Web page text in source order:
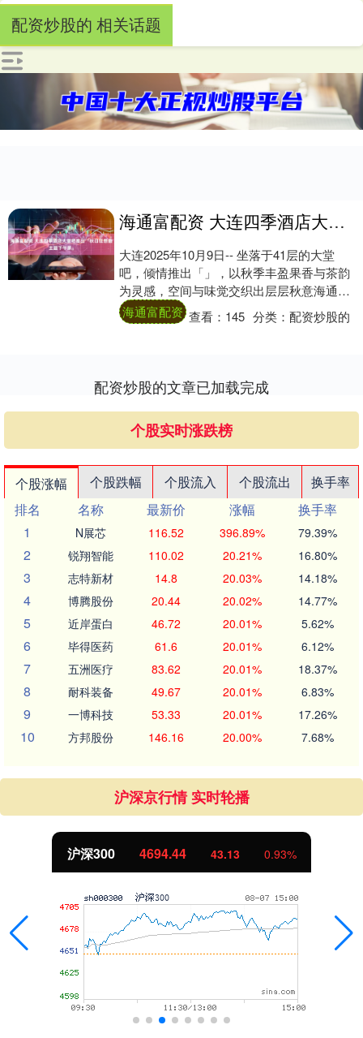
配资炒股的 相关话题
海通富配资 大连四季酒店大堂吧推出「秋日狂想曲主题下午茶」
大连2025年10月9日-- 坐落于41层的大堂
吧，倾情推出「」，以秋季丰盈果香与茶韵
为灵感，空间与味觉交织出层层秋意海通富
配资，在高空俯瞰渤海湾的光影中，为宾....
海通富配资 查看： 145 分类：配资炒股的
配资炒股的文章已加载完成
个股实时涨跌榜
个股涨幅 个股跌幅 个股流入 个股流出
换手率
排名
名称 最新价 涨幅
换手率
1
N展芯 116.52 396.89% 79.39%
2 锐翔智能 110.02 20.21% 16.80%
3 志特新材 14.8 20.03% 14.18%
4 博腾股份 20.44 20.02% 14.77%
5 近岸蛋白 46.72 20.01% 5.62%
6 毕得医药 61.6 20.01% 6.12%
7 五洲医疗 83.62 20.01% 18.37%
8 耐科装备 49.67 20.01% 6.83%
9 一博科技 53.33 20.01% 17.26%
10 方邦股份 146.16 20.00% 7.68%
沪深京行情 实时轮播
沪深300 4694.44 43.13 0.93%